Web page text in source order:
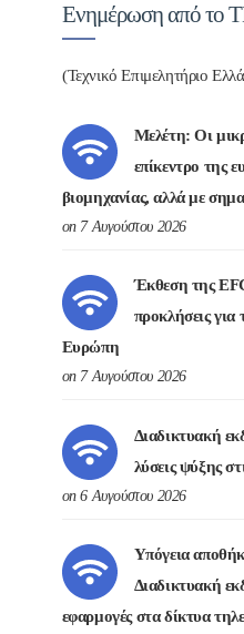
Ενημέρωση από το
(Τεχνικό Επιμελητήριο
Μελέτη: Οι
επίκεντρο της
βιομηχανίας, αλλά με
on 7 Αυγούστου 2026
Έκθεση της
προκλήσεις για
Ευρώπη
on 7 Αυγούστου 2026
Διαδικτυακή
λύσεις ψύξης
on 6 Αυγούστου 2026
Υπόγεια
Διαδικτυακή
εφαρμογές στα δίκτυα